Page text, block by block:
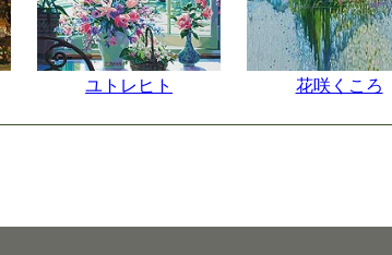
ユトレヒト 花咲くころ